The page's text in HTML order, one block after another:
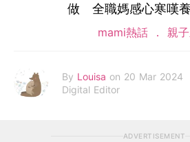
做 全職媽感心寒嘆
mami熱話 親
By Louisa on 20 Mar 2024
Digital Editor
ADVERTISEMENT